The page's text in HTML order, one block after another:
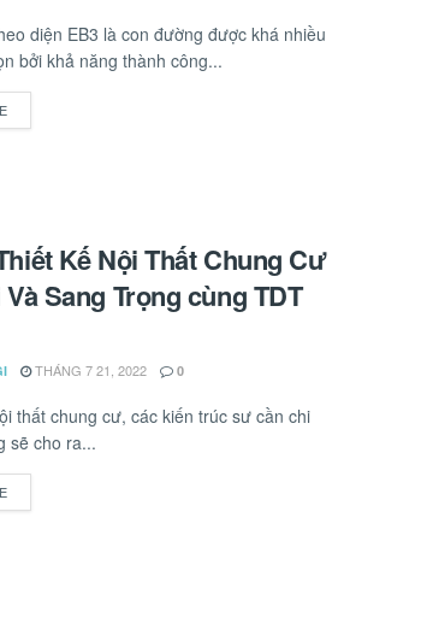
diện EB3 là con đường được khá nhiều
bởi khả năng thành công...
Kế Nội Thất Chung Cư
Sang Trọng cùng TDT
THÁNG 7 21, 2022 0
thất chung cư, các kiến trúc sư cần chi
sẽ cho ra...